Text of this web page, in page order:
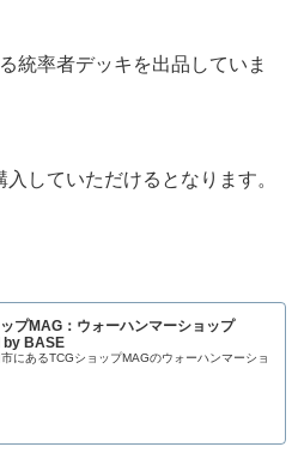
統率者デッキを出品していま
していただけるとなります。
プMAG：ウォーハンマーショップ
by BASE
にあるTCGショップMAGのウォーハンマーショ